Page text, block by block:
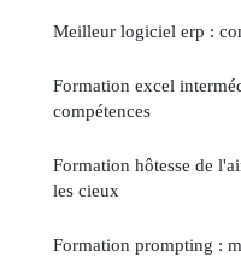
Meilleur logiciel erp :
Formation excel
compétences
Formation hôtesse de
les cieux
Formation prompting :